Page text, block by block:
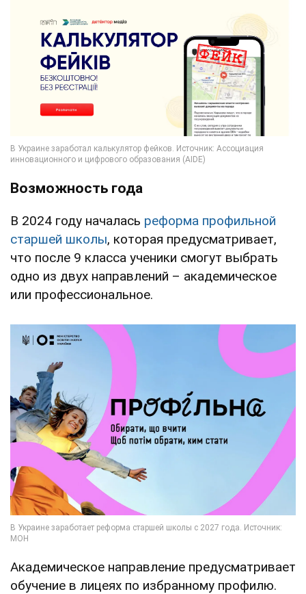
Возможность года
В 2024 году началась реформа профильной
старшей школы, которая предусматривает,
что после 9 класса ученики смогут выбрать
одно из двух направлений – академическое
или профессиональное.
Академическое направление предусматривает
обучение в лицеях по избранному профилю.